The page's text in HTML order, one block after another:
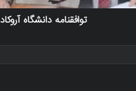
توافقنامه دانشگاه آروکاد